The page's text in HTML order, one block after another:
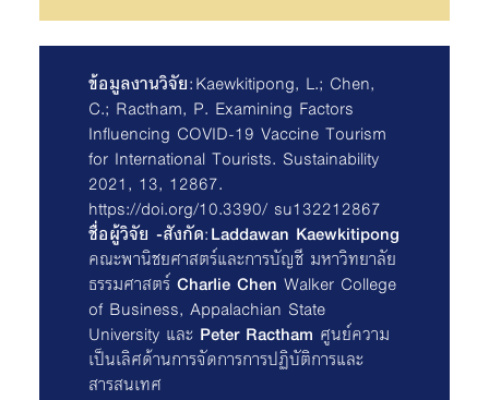
ข้อมูลงานวิจัย: Kaewkitipong, L.; Chen,
C.; Ractham, P. Examining Factors
Influencing COVID-19 Vaccine Tourism
for International Tourists. Sustainability
2021, 13, 12867.
https://doi.org/10.3390/ su132212867
ชื่อผู้วิจัย -สังกัด:Laddawan Kaewkitipong
คณะพานิชยศาสตร์และการบัญชี มหาวิทยาลัย
ธรรมศาสตร์Charlie ChenWalker College
of Business, Appalachian State
University และ Peter Ractham ศูนย์ความ
เป็นเลิศด้านการจัดการการปฏิบัติการและ
สารสนเทศ